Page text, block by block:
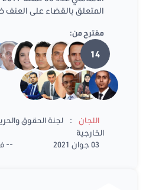
المتعلق بالقضاء على العنف
مقترح من:
14
اللجان :
لجنة الحقوق
الخارجية
03 جوان 2021
--